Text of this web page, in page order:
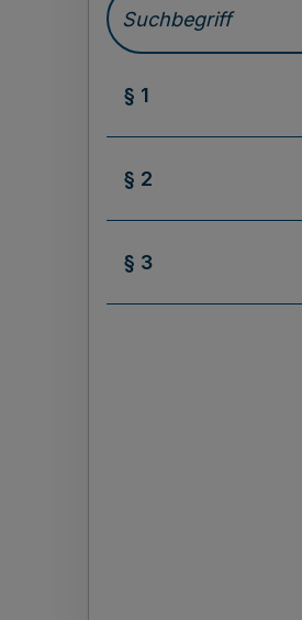
§ 1
§ 2
§ 3